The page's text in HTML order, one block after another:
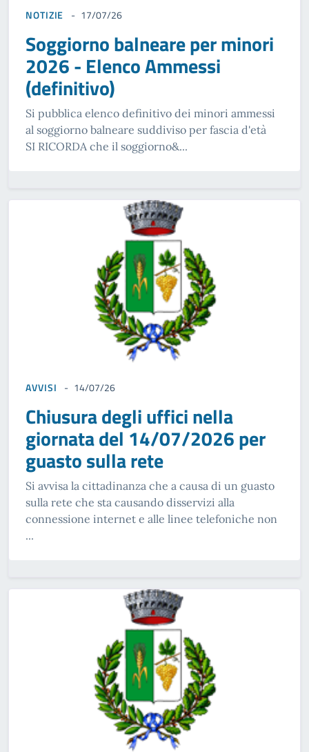
NOTIZIE 17/07/26
Soggiorno balneare per minori
2026 - Elenco Ammessi
(definitivo)
Si pubblica elenco definitivo dei minori ammessi
al soggiorno balneare suddiviso per fascia d'età
SI RICORDA che il soggiorno&...
AVVISI 14/07/26
Chiusura degli uffici nella
giornata del 14/07/2026 per
guasto sulla rete
Si avvisa la cittadinanza che a causa di un guasto
sulla rete che sta causando disservizi alla
connessione internet e alle linee telefoniche non
...